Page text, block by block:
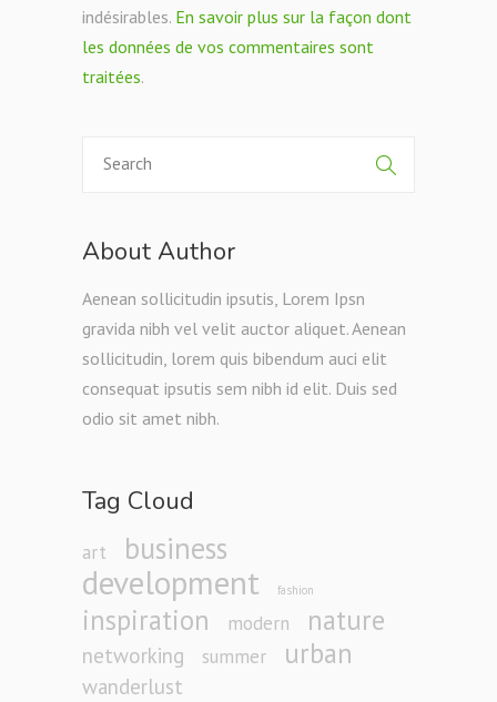
indésirables. En savoir plus sur la façon dont
les données de vos commentaires sont
traitées.
About Author
Aenean sollicitudin ipsutis, Lorem Ipsn
gravida nibh vel velit auctor aliquet. Aenean
sollicitudin, lorem quis bibendum auci elit
consequat ipsutis sem nibh id elit. Duis sed
odio sit amet nibh.
Tag Cloud
art business
development fashion
inspiration modern nature
networking summer urban
wanderlust